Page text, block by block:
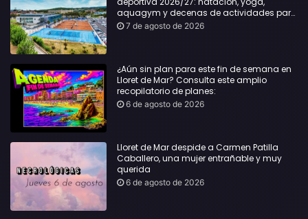
aquagym y decenas de actividades para
todas las edades
7 de agosto de 2026
¿Aún sin plan para este fin de semana en
Lloret de Mar? Consulta este amplio
recopilatorio de planes:
6 de agosto de 2026
Lloret de Mar despide a Carmen Patilla
Caballero, una mujer entrañable y muy
querida
6 de agosto de 2026